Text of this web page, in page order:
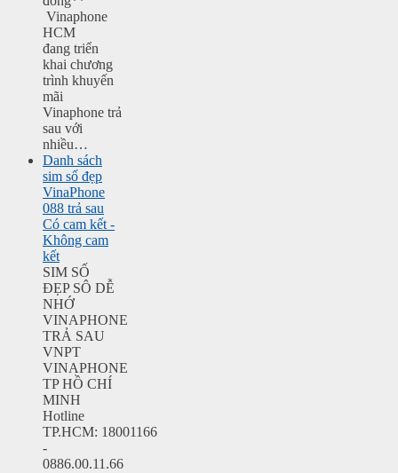
Vinaphone
HCM
đang triển
khai chương
trình khuyến
mãi
Vinaphone trả
sau với
nhiều…
Danh sách
sim số đẹp
VinaPhone
088 trả sau
Có cam kết -
Không cam
kết
SIM SỐ
ĐẸP SÔ DỄ
NHỚ
VINAPHONE
TRẢ SAU
VNPT
VINAPHONE
TP HỒ CHÍ
MINH
Hotline
TP.HCM: 18001166
-
0886.00.11.66